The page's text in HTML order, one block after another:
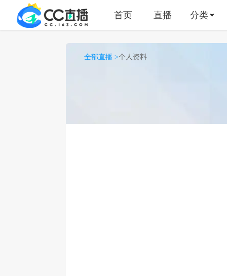
首页 直播 分类
全部直播 >个人资料